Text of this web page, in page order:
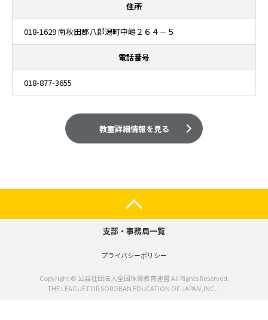
住所
018-1629 南秋田郡八郎潟町中嶋２６４－５
電話番号
018-877-3655
教室詳細情報を見る
支部・事務局一覧
プライバシーポリシー
Copyright © 公益社団法人全国珠算教育連盟 All Rights Reserved.
THE LEAGUE FOR SOROBAN EDUCATION OF JAPAN,INC．